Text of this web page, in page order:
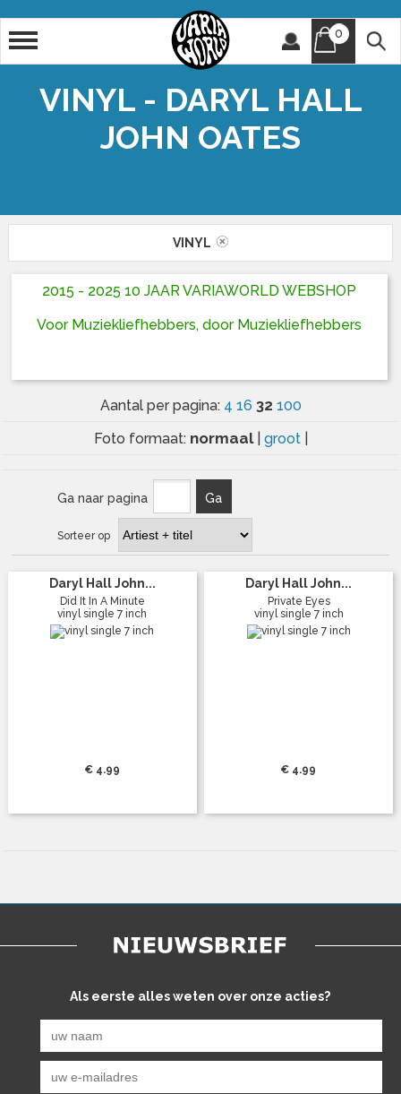
0
VINYL - DARYL HALL
JOHN OATES
VINYL
2015 - 2025 10 JAAR VARIAWORLD WEBSHOP
Voor Muziekliefhebbers, door Muziekliefhebbers
Aantal per pagina: 4 16 32 100
Foto formaat: normaal groot
Ga naar pagina Ga
Sorteer op
Daryl Hall John...
Did It In A Minute
vinyl single 7 inch
€ 4.99
Daryl Hall John...
Private Eyes
vinyl single 7 inch
€ 4.99
Als eerste alles weten over onze acties?